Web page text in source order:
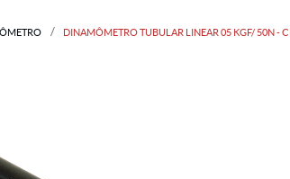
DINAMÔMETRO TUBULAR LINEAR 05 KGF/ 50N -